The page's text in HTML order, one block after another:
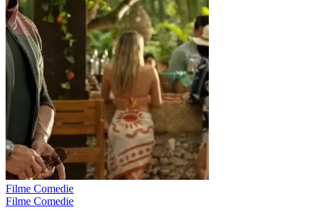
Filme Comedie
Filme Comedie